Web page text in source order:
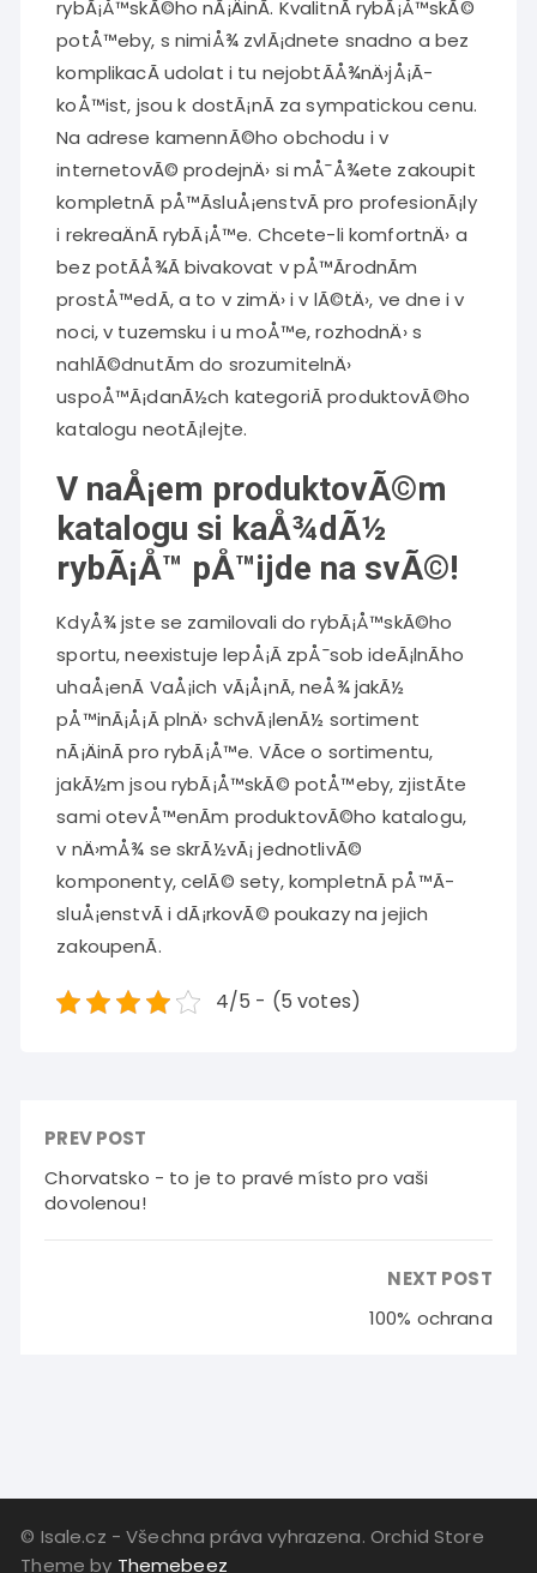
rybÃ¡Å™skÃ©ho nÃ¡ÄinÃ­. KvalitnÃ­rybÃ¡Å™skÃ©
potÅ™eby, s nimiÅ¾ zvlÃ¡dnete snadno a bez
komplikacÃ­ udolat i tu nejobtÃ­Å¾nÄ›jÅ¡Ã­
koÅ™ist, jsou k dostÃ¡nÃ­ za sympatickou cenu.
Na adrese kamennÃ©ho obchodu i v
internetovÃ© prodejnÄ› si mÅ¯Å¾ete zakoupit
kompletnÃ­ pÅ™Ã­sluÅ¡enstvÃ­ pro profesionÃ¡ly
i rekreaÄnÃ­ rybÃ¡Å™e. Chcete-li komfortnÄ› a
bez potÃ­Å¾Ã­ bivakovat v pÅ™Ã­rodnÃ­m
prostÅ™edÃ­, a to v zimÄ› i v lÃ©tÄ›, ve dne i v
noci, v tuzemsku i u moÅ™e, rozhodnÄ› s
nahlÃ©dnutÃ­m do srozumitelnÄ›
uspoÅ™Ã¡danÃ½ch kategoriÃ­ produktovÃ©ho
katalogu neotÃ¡lejte.
V naÅ¡em produktovÃ©m
katalogu si kaÅ¾dÃ½
rybÃ¡Å™ pÅ™ijde na svÃ©!
KdyÅ¾ jste se zamilovali do rybÃ¡Å™skÃ©ho
sportu, neexistuje lepÅ¡Ã­ zpÅ¯sob ideÃ¡lnÃ­ho
uhaÅ¡enÃ­ VaÅ¡ich vÃ¡Å¡nÃ­, neÅ¾ jakÃ½
pÅ™inÃ¡Å¡Ã­ plnÄ› schvÃ¡lenÃ½ sortiment
nÃ¡ÄinÃ­ pro rybÃ¡Å™e. VÃ­ce o sortimentu,
jakÃ½m jsou rybÃ¡Å™skÃ© potÅ™eby, zjistÃ­te
sami otevÅ™enÃ­m produktovÃ©ho katalogu,
v nÄ›mÅ¾ se skrÃ½vÃ¡ jednotlivÃ©
komponenty, celÃ© sety, kompletnÃ­ pÅ™Ã­
sluÅ¡enstvÃ­ i dÃ¡rkovÃ© poukazy na jejich
zakoupenÃ­.
4/5 - (5 votes)
PREV POST
Chorvatsko - to je to pravé místo pro vaši
dovolenou!
NEXT POST
100% ochrana
© Isale.cz - Všechna práva vyhrazena. Orchid Store
Theme by Themebeez